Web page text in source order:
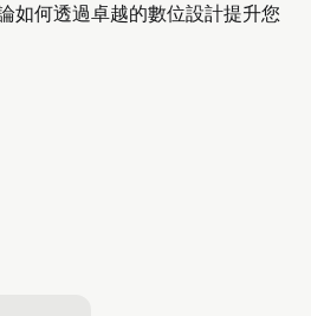
如何透過卓越的數位設計提升您